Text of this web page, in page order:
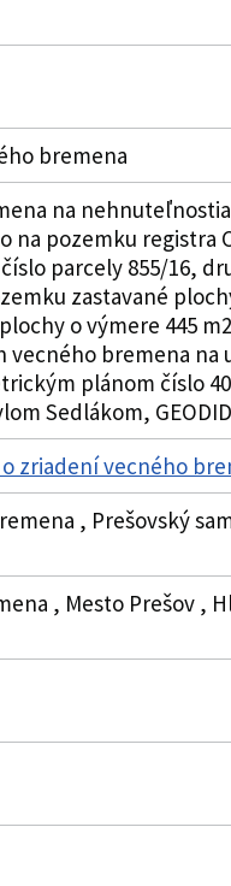
bremena
na
na pozemku
parcely 855/16,
zastavané
o výmere 445
vecného bremena
plánom číslo
Sedlákom,
zriadení vecného
, Prešovský
, Mesto Prešov ,